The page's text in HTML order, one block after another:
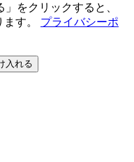
をクリックすると、
す。 プライバシーポ
入れる